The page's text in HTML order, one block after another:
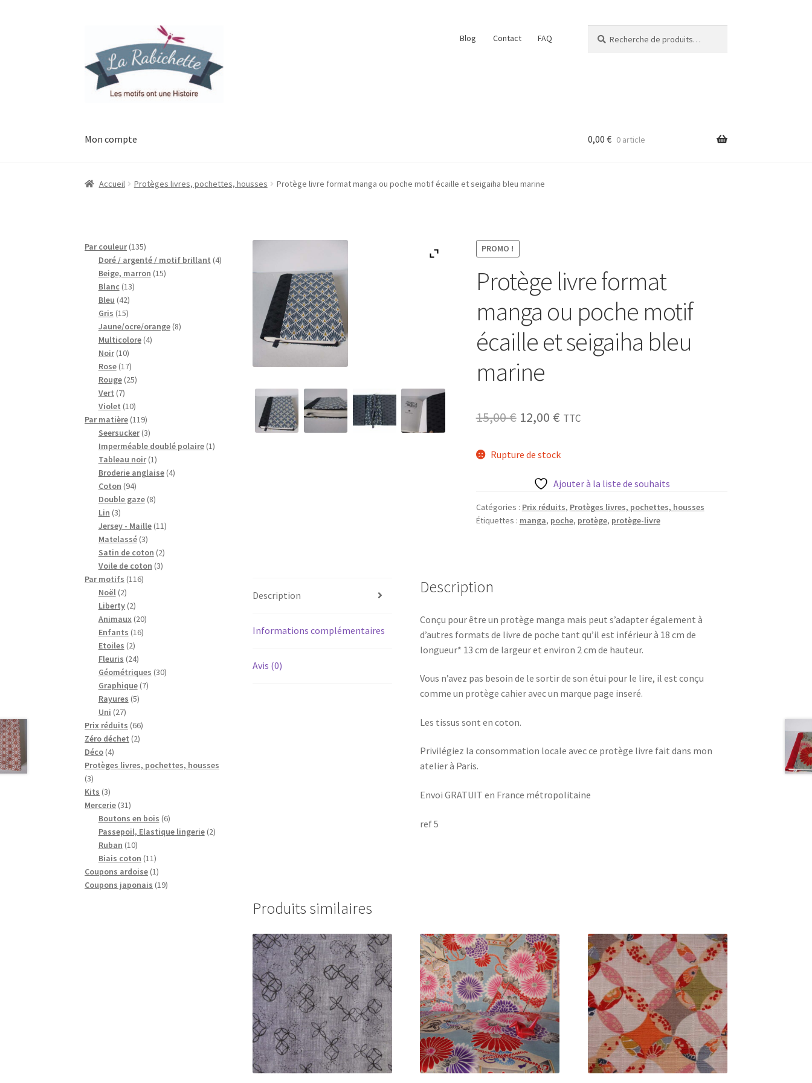
la
navigation
contenu
Blog Contact FAQ
pour :
Mon compte
Accueil Contact Ma liste de souhaits Mon espace My Account Plan du site
0,00 € 0 article
Accueil Protèges livres, pochettes, housses Protège livre format manga ou poche motif écaille et seigaiha bleu marine
PROMO !
Protège livre format
manga ou poche motif
écaille et seigaiha bleu
marine
15,00€ Le
initial
était :
15,00 €.
12,00 €Le
actuel
est :
12,00 €.
TTC
Rupture de stock
Ajouter à la liste de souhaits
Catégories : Prix réduits, Protèges livres, pochettes, housses
Étiquettes : manga, poche, protège, protège-livre
Description
Informations complémentaires
Avis (0)
Description
Conçu pour être un protège manga mais peut s’adapter également à
d’autres formats de livre de poche tant qu’il est inférieur à 18 cm de
longueur* 13 cm de largeur et environ 2 cm de hauteur.
Vous n’avez pas besoin de le sortir de son étui pour le lire, il est conçu
comme un protège cahier avec un marque page inseré.
Les tissus sont en coton.
Privilégiez la consommation locale avec ce protège livre fait dans mon
atelier à Paris.
Envoi GRATUIT en France métropolitaine
ref 5
Produits similaires
Par couleur 135135
produits
Doré / argenté / motif brillant 44
Beige, marron 1515
Blanc 1313
Bleu 4242
produits
Gris 1515
produits
Jaune/ocre/orange 88
Multicolore 44
Noir 1010
produits
Rose 1717
produits
Rouge 2525
Vert 77
produits
Violet 1010
produits
Par matière 119119
produits
Seersucker 33
produits
Imperméable doublé polaire 11
Tableau noir 11
produit
Broderie anglaise 44
Coton 9494
produits
Double gaze 88
Lin 33
produits
Jersey - Maille 1111
Matelassé 33
produits
Satin de coton 22
produits
Voile de coton 33
Par motifs 116116
Noël 22
produits
Liberty 22
produits
Animaux 2020
Enfants 1616
Etoiles 22
produits
Fleuris 2424
produits
Géométriques 3030
Graphique 77
Rayures 55
Uni 2727
produits
Prix réduits 6666
Zéro déchet 22
Déco 44
produits
Protèges livres, pochettes, housses
33
produits
Kits 33
produits
Mercerie 3131
produits
Boutons en bois 66
produits
Passepoil, Elastique lingerie 22
Ruban 1010
produits
Biais coton 1111
produits
Coupons ardoise 11
produit
Coupons japonais 1919